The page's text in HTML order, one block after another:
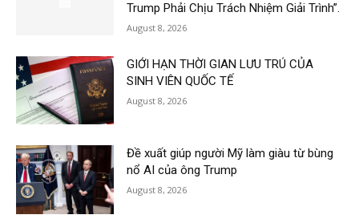
Trump Phải Chịu Trách Nhiệm Giải Trình”.
August 8, 2026
GIỚI HẠN THỜI GIAN LƯU TRÚ CỦA
SINH VIÊN QUỐC TẾ
August 8, 2026
Đề xuất giúp người Mỹ làm giàu từ bùng
nổ AI của ông Trump
August 8, 2026